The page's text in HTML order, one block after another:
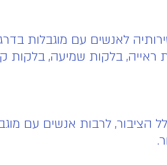
לאנשים עם מוגבלות
בלקות שמיעה, בלקות